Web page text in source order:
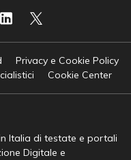
Privacy e Cookie Policy
Cookie Center
Italia di testate e portali
Digitale e